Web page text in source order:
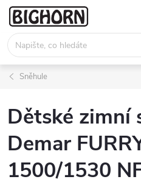
Přejít
obsah
Sněhule
Dětské zimní
Demar
1500/1530